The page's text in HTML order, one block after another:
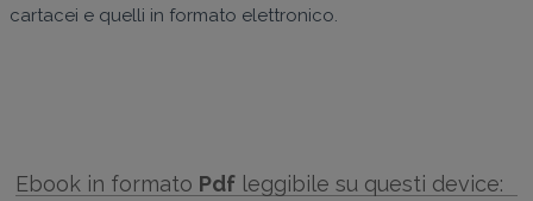
cartacei e quelli in formato elettronico.
Ebook in formato Pdf leggibile su questi device: